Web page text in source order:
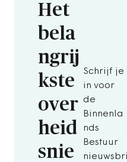
Het
bela
ngrij
kste
over
heid
snie
Schrijf je
in voor
de
Binnenla
nds
Bestuur
nieuwsbri